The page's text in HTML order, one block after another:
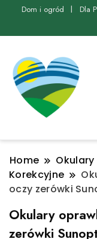
Dom i ogród Dla
Home Okulary
Korekcyjne
oczy zerówki
Okulary
zerówki